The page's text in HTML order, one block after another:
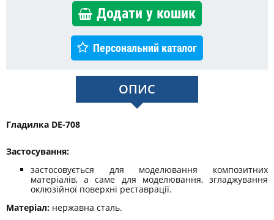
Додати у кошик
Персональний каталог
ОПИС
Гладилка DE-708
Застосування:
застосовується для моделювання композитних
матеріалів, а саме для моделювання, згладжування
оклюзійної поверхні реставрації.
Матеріал: нержавна сталь.